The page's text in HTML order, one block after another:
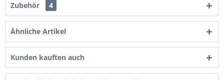
Zubehör 4
Ähnliche Artikel
Kunden kauften auch